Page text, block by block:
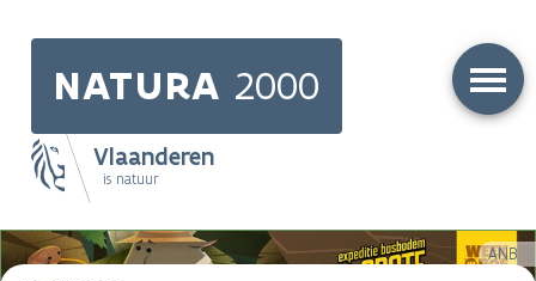
NATURA 2000
Vlaanderen
is natuur
Main
navigation
ANB